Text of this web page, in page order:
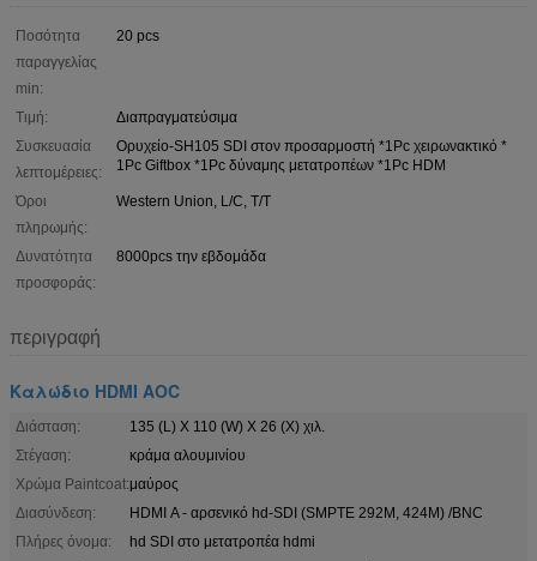
Ποσότητα
παραγγελίας
min:
20 pcs
Τιμή:
Διαπραγματεύσιμα
Συσκευασία
λεπτομέρειες:
Ορυχείο-SH105 SDI στον προσαρμοστή *1Pc χειρωνακτικό *
1Pc Giftbox *1Pc δύναμης μετατροπέων *1Pc HDM
Όροι
πληρωμής:
Western Union, L/C, T/T
Δυνατότητα
προσφοράς:
8000pcs την εβδομάδα
περιγραφή
Καλώδιο HDMI AOC
Διάσταση:
135 (L) Χ 110 (W) Χ 26 (Χ) χιλ.
Στέγαση:
κράμα αλουμινίου
Χρώμα Paintcoat:μαύρος
Διασύνδεση:
HDMI Α - αρσενικό hd-SDI (SMPTE 292M, 424M) /BNC
Πλήρες όνομα:
hd SDI στο μετατροπέα hdmi